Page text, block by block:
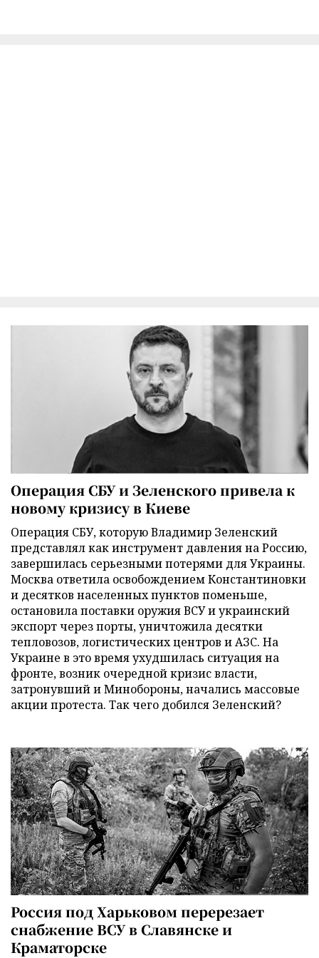
Операция СБУ и Зеленского привела к
новому кризису в Киеве
Операция СБУ, которую Владимир Зеленский
представлял как инструмент давления на Россию,
завершилась серьезными потерями для Украины.
Москва ответила освобождением Константиновки
и десятков населенных пунктов поменьше,
остановила поставки оружия ВСУ и украинский
экспорт через порты, уничтожила десятки
тепловозов, логистических центров и АЗС. На
Украине в это время ухудшилась ситуация на
фронте, возник очередной кризис власти,
затронувший и Минобороны, начались массовые
акции протеста. Так чего добился Зеленский?
Россия под Харьковом перерезает
снабжение ВСУ в Славянске и
Краматорске